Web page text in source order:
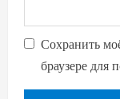
Сохранить
браузере для